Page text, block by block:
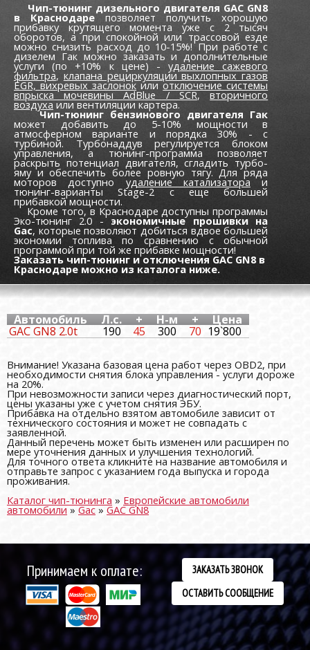
Чип-тюнинг дизельного двигателя GAC GN8
в Краснодарепозволяет получить хорошую
прибавку крутящего момента уже c 2 тысяч
оборотов, а при спокойной или трассовой езде
можно снизить расход до 10-15%! При работе с
дизелем Гак можно заказать и дополнительные
услуги (по +10% к цене) -удаление сажевого
фильтра, клапана рециркуляции выхлопных газов
EGR,вихревых заслонокилиотключение системы
впрыска мочевины AdBlue / SCR,вторичного
воздухаили вентиляции картера.
Чип-тюнинг бензинового двигателя Гак
может добавить до 5-10% мощности в
атмосферном варианте и порядка 30% - с
турбиной. Турбонаддув регулируется блоком
управления, а тюнинг-программа позволяет
раскрыть потенциал двигателя, сгладить турбо-
яму и обеспечить более ровную тягу. Для ряда
моторов доступно удаление катализатора и
тюнинг-варианты Stage-2 с еще большей
прибавкой мощности.
Кроме того, в Краснодаре доступны программы
Эко-тюнинг 2.0 - экономичные прошивки на
Gac, которые позволяют добиться вдвое большей
экономии топлива по сравнению с обычной
программой при той же прибавке мощности!
Заказать чип-тюнинг и отключения GAC GN8 в
Краснодаре можно из каталога ниже.
Автомобиль Л.с. + Н-м + Цена
GAC GN8 2.0t 190 45 300 70 19`800
Внимание! Указана базовая цена работ через OBD2, при
необходимости снятия блока управления - услуги дороже
на 20%.
При невозможности записи через диагностический порт,
цены указаны уже с учетом снятия ЭБУ.
Прибавка на отдельно взятом автомобиле зависит от
технического состояния и может не совпадать с
заявленной.
Данный перечень может быть изменен или расширен по
мере уточнения данных и улучшения технологий.
Для точного ответа кликните на название автомобиля и
отправьте запрос с указанием года выпуска и города
проживания.
Каталог чип-тюнинга » Европейские автомобили
автомобили»Gac»GAC GN8
Принимаем к оплате:
ЗАКАЗАТЬ ЗВОНОК
ОСТАВИТЬ СООБЩЕНИЕ